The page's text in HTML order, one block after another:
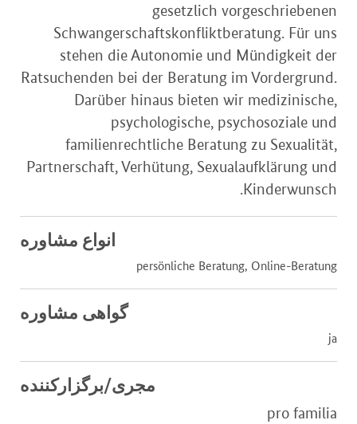
gesetzlich vorgeschriebenen
Schwangerschaftskonfliktberatung. Für uns
stehen die Autonomie und Mündigkeit der
Ratsuchenden bei der Beratung im Vordergrund.
Darüber hinaus bieten wir medizinische,
psychologische, psychosoziale und
familienrechtliche Beratung zu Sexualität,
Partnerschaft, Verhütung, Sexualaufklärung und
Kinderwunsch.
انواع مشاوره
persönliche Beratung, Online-Beratung
گواهی مشاوره
ja
مجری/برگزارکننده
pro familia